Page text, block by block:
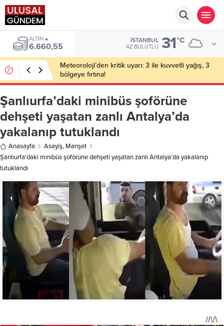
ALTIN
6.660,55
İSTANBUL
AZ BULUTLU 31°C
Meteoroloji’den kritik uyarı: 3 ile kuvvetli yağış, 3
bölgeye fırtına!
Şanlıurfa’daki minibüs şoförüne
dehşeti yaşatan zanlı Antalya’da
yakalanıp tutuklandı
Anasayfa Asayiş, Manşet
Şanlıurfa’daki minibüs şoförüne dehşeti yaşatan zanlı Antalya’da yakalanıp
tutuklandı